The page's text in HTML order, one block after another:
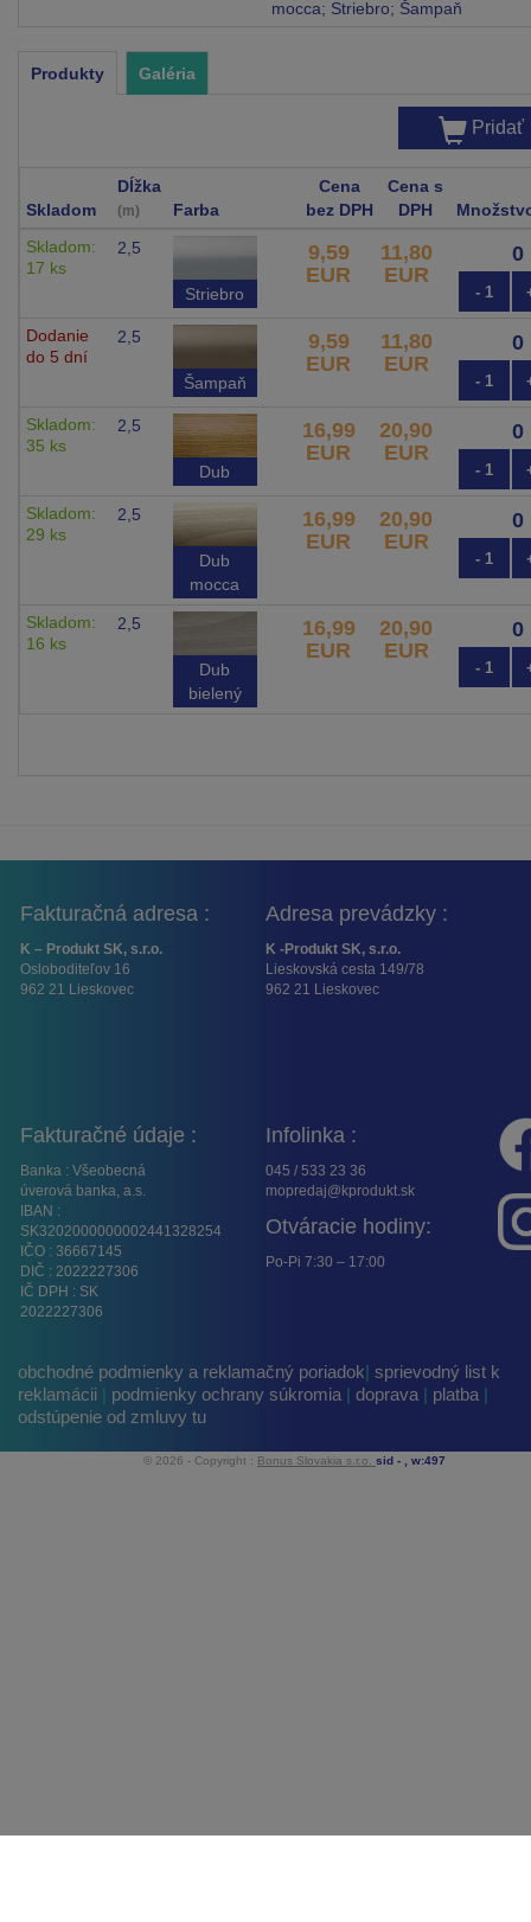
mocca; Striebro; Šampaň
Produkty Galéria
Pridať
Skladom
Dĺžka
(m) Farba
Cena
bez DPH
Cena s
DPH
Skladom:
17 ks
2,5
Striebro
9,59
EUR
11,80
EUR
- 1
Dodanie
do 5 dní
2,5
Šampaň
9,59
EUR
11,80
EUR
- 1
Skladom:
35 ks
2,5
Dub
16,99
EUR
20,90
EUR
- 1
Skladom:
29 ks
2,5
Dub
mocca
16,99
EUR
20,90
EUR
- 1
Skladom:
16 ks
2,5
Dub
bielený
16,99
EUR
20,90
EUR
- 1
Fakturačná adresa :
K – Produkt SK, s.r.o.
Osloboditeľov 16
962 21 Lieskovec
Adresa prevádzky :
K -Produkt SK, s.r.o.
Lieskovská cesta 149/78
962 21 Lieskovec
Fakturačné údaje :
Banka : Všeobecná
úverová banka, a.s.
IBAN :
SK3202000000002441328254
IČO : 36667145
DIČ : 2022227306
IČ DPH : SK
2022227306
Infolinka :
045 / 533 23 36
mopredaj@kprodukt.sk
Otváracie hodiny:
Po-Pi 7:30 – 17:00
obchodné podmienky a reklamačný poriadok| sprievodný list k
reklamácii
podmienky ochrany súkromia | doprava | platba |
odstúpenie od zmluvy tu
© 2026 - Copyright : Bonus Slovakia s.r.o. sid - , w:497